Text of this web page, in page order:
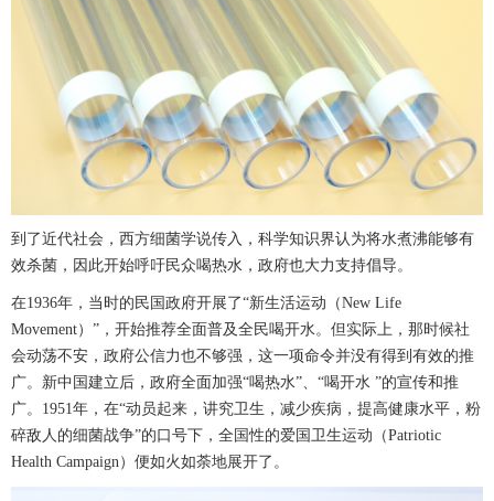
到了近代社会，西方细菌学说传入，科学知识界认为将水煮沸能够有
效杀菌，因此开始呼吁民众喝热水，政府也大力支持倡导。
在1936年，当时的民国政府开展了“新生活运动（New Life
Movement）”，开始推荐全面普及全民喝开水。但实际上，那时候社
会动荡不安，政府公信力也不够强，这一项命令并没有得到有效的推
广。新中国建立后，政府全面加强“喝热水”、“喝开水 ”的宣传和推
广。1951年，在“动员起来，讲究卫生，减少疾病，提高健康水平，粉
碎敌人的细菌战争”的口号下，全国性的爱国卫生运动（Patriotic
Health Campaign）便如火如荼地展开了。